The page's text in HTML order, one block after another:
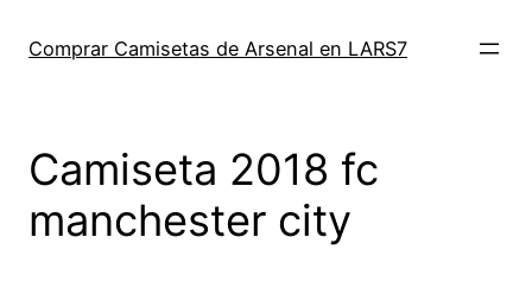
Comprar Camisetas de Arsenal en LARS7
Camiseta 2018 fc
manchester city